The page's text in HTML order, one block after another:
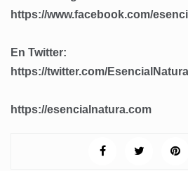
https://www.facebook.com/
En Twitter:
https://twitter.com/
https://esencialnatura.com